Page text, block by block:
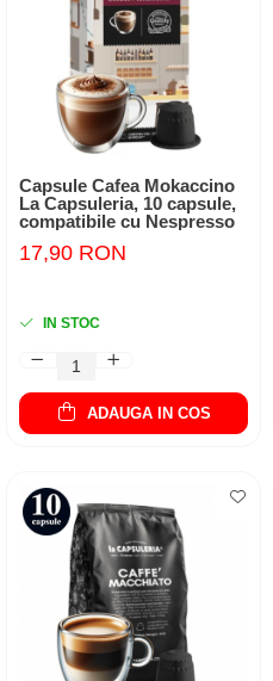
Capsule Cafea Mokaccino
La Capsuleria, 10 capsule,
compatibile cu Nespresso
17,90 RON
IN STOC
ADAUGA IN COS